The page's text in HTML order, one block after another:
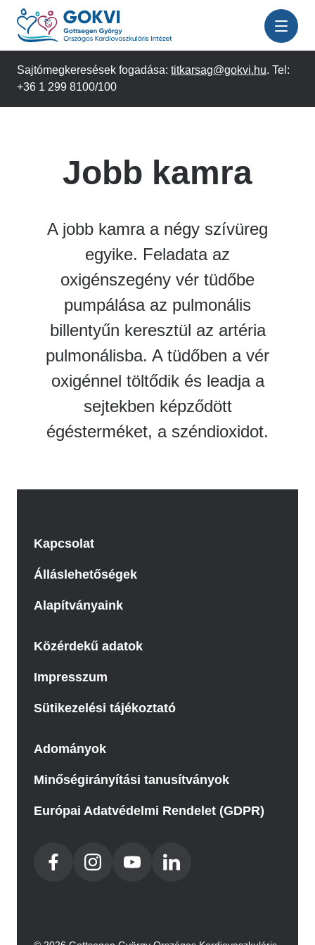
Ugrás
tartalomra
Sajtómegkeresések fogadása: titkarsag@gokvi.hu. Tel:
+36 1 299 8100/100
Jobb kamra
A jobb kamra a négy szívüreg
egyike. Feladata az
oxigénszegény vér tüdőbe
pumpálása az pulmonális
billentyűn keresztül az artéria
pulmonálisba. A tüdőben a vér
oxigénnel töltődik és leadja a
sejtekben képződött
égésterméket, a széndioxidot.
Kapcsolat
Álláslehetőségek
Alapítványaink
Közérdekű adatok
Impresszum
Sütikezelési tájékoztató
Adományok
Minőségirányítási tanusítványok
Európai Adatvédelmi Rendelet (GDPR)